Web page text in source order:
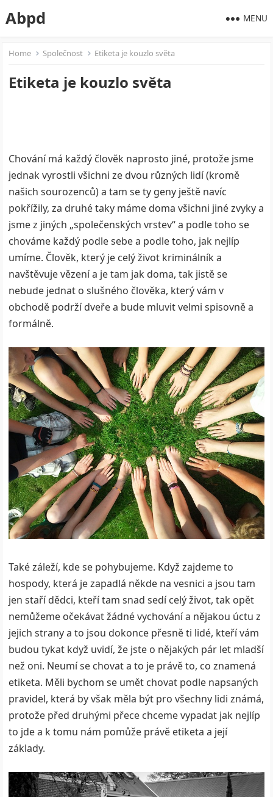
Abpd MENU
Home Společnost Etiketa je kouzlo světa
Etiketa je kouzlo světa
Chování má každý člověk naprosto jiné, protože jsme
jednak vyrostli všichni ze dvou různých lidí (kromě
našich sourozenců) a tam se ty geny ještě navíc
pokřížily, za druhé taky máme doma všichni jiné zvyky a
jsme z jiných „společenských vrstev“ a podle toho se
chováme každý podle sebe a podle toho, jak nejlíp
umíme. Člověk, který je celý život kriminálník a
navštěvuje vězení a je tam jak doma, tak jistě se
nebude jednat o slušného člověka, který vám v
obchodě podrží dveře a bude mluvit velmi spisovně a
formálně.
Také záleží, kde se pohybujeme. Když zajdeme to
hospody, která je zapadlá někde na vesnici a jsou tam
jen staří dědci, kteří tam snad sedí celý život, tak opět
nemůžeme očekávat žádné vychování a nějakou úctu z
jejich strany a to jsou dokonce přesně ti lidé, kteří vám
budou tykat když uvidí, že jste o nějakých pár let mladší
než oni. Neumí se chovat a to je právě to, co znamená
etiketa. Měli bychom se umět chovat podle napsaných
pravidel, která by však měla být pro všechny lidi známá,
protože před druhými přece chceme vypadat jak nejlíp
to jde a k tomu nám pomůže právě etiketa a její
základy.